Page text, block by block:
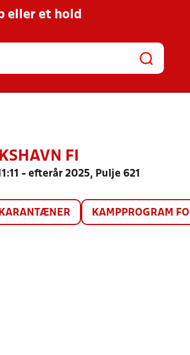
eller et hold
FI
- efterår 2025, Pulje 621
KARANTÆNER KAMPPROGRAM